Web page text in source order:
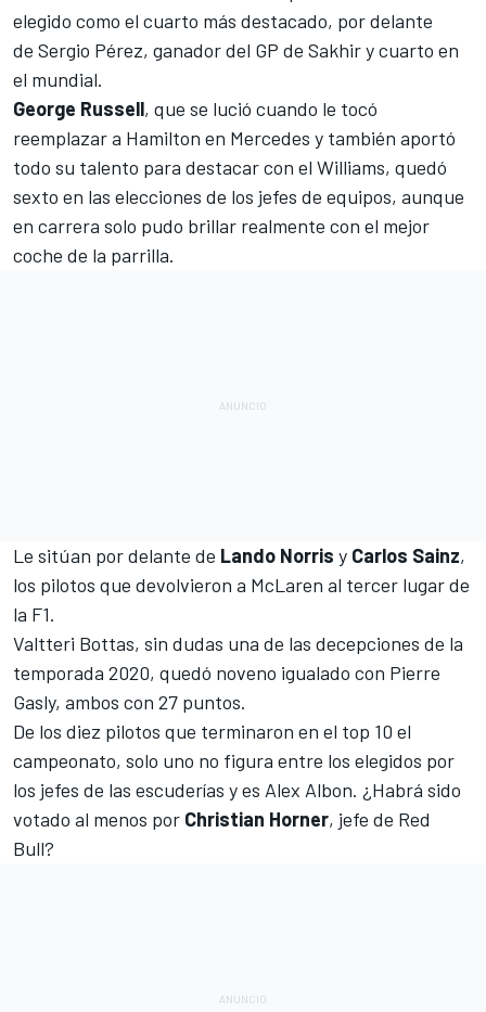
elegido como el cuarto más destacado, por delante
de Sergio Pérez, ganador del GP de Sakhiry cuarto en
el mundial.
George Russell, que se lució cuando le tocó
reemplazar a Hamilton en Mercedes y también aportó
todo su talento para destacar con el Williams, quedó
sexto en las elecciones de los jefes de equipos, aunque
en carrera solo pudo brillar realmente con el mejor
coche de la parrilla.
Le sitúan por delante de Lando Norris y Carlos Sainz,
los pilotos que devolvieron a McLaren al tercer lugar de
la F1.
Valtteri Bottas, sin dudas una de las decepciones de la
temporada 2020, quedó noveno igualado con Pierre
Gasly, ambos con 27 puntos.
De los diez pilotos que terminaron en el top 10 el
campeonato, solo uno no figura entre los elegidos por
los jefes de las escuderías y es Alex Albon. ¿Habrá sido
votado al menos por Christian Horner, jefe de Red
Bull?